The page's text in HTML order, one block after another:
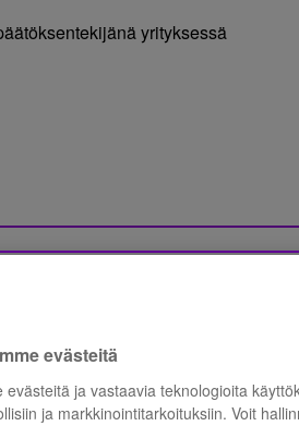
yrityksessä
Telia Finland Oyj:n
evästeitä
evästeitä ja vastaavia teknologioita
ja markkinointitarkoituksiin. Voit